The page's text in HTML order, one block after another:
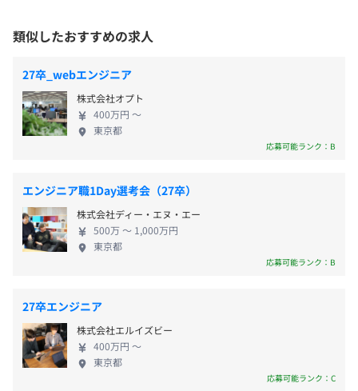
半期ごとの目標設定、振り返りによる評価をおこなってい
メントや企画よりのキャリアの2パターンが用意されてい
ます。
大きく2つの組織にわかれています。
◆クライアントワーク
・代表がエンジニア出身であり、チーム管理に参画してい
■丸ノ内線「西新宿駅」2番出口より徒歩8分
■JR線・京王線・小田急線・丸ノ内線・新宿線・大江戸
線「新宿駅」より徒歩15分
■有給休暇（入社月に応じた日数を入社日に付与。以降、
■傷病有給休暇
■リフレッシュ休暇
■特別休暇
■慶弔休暇
■介護休業
■子の看護休暇
■生理休暇
■通勤交通費支給（月額上限5万円）
■残業手当（全額支給）
ージェニックなアプリを企画開発 ・自動車メーカー
とゲーミフィケーションを活用した安全運転促進ア
プリを共同開発 ・BtoB企業の人材コミュニケーショ
ン能力を向上させる社員教育カードゲームの共同開
発 ・コロナ禍のライブエンタテイメントをデジタル
の力で拡張させる体験型アプリの企画開発 さまざま
な業界にゲーミフィケーションを展開することが当
い領域のプロジェクトを取り扱っているため、安定
基盤を築いています。
類似したおすすめの求人
27卒_webエンジニア
株式会社オプト
400万円 〜
東京都
応募可能ランク：B
エンジニア職1Day選考会（27卒）
株式会社ディー・エヌ・エー
500万 〜 1,000万円
東京都
応募可能ランク：B
27卒エンジニア
株式会社エルイズビー
400万円 〜
東京都
応募可能ランク：C